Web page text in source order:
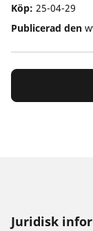
Köp: 25-04-29
Publicerad den
Juridisk